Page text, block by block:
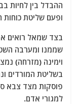
s
A
p
p
g
ra
m
l
ההבדל בין לחיות
ופעם שליטת כוחות
בצד שמאל רואים
שממנו ומערבה
וימינה (מזרחה)
בשליטת המורדים
פוסקות מצד צבא
למגורי אדם.